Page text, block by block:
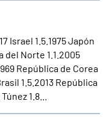
Israel 1.5.1975 Japón
del Norte 1.1.2005
República de Corea
1.5.2013 República
1.8...